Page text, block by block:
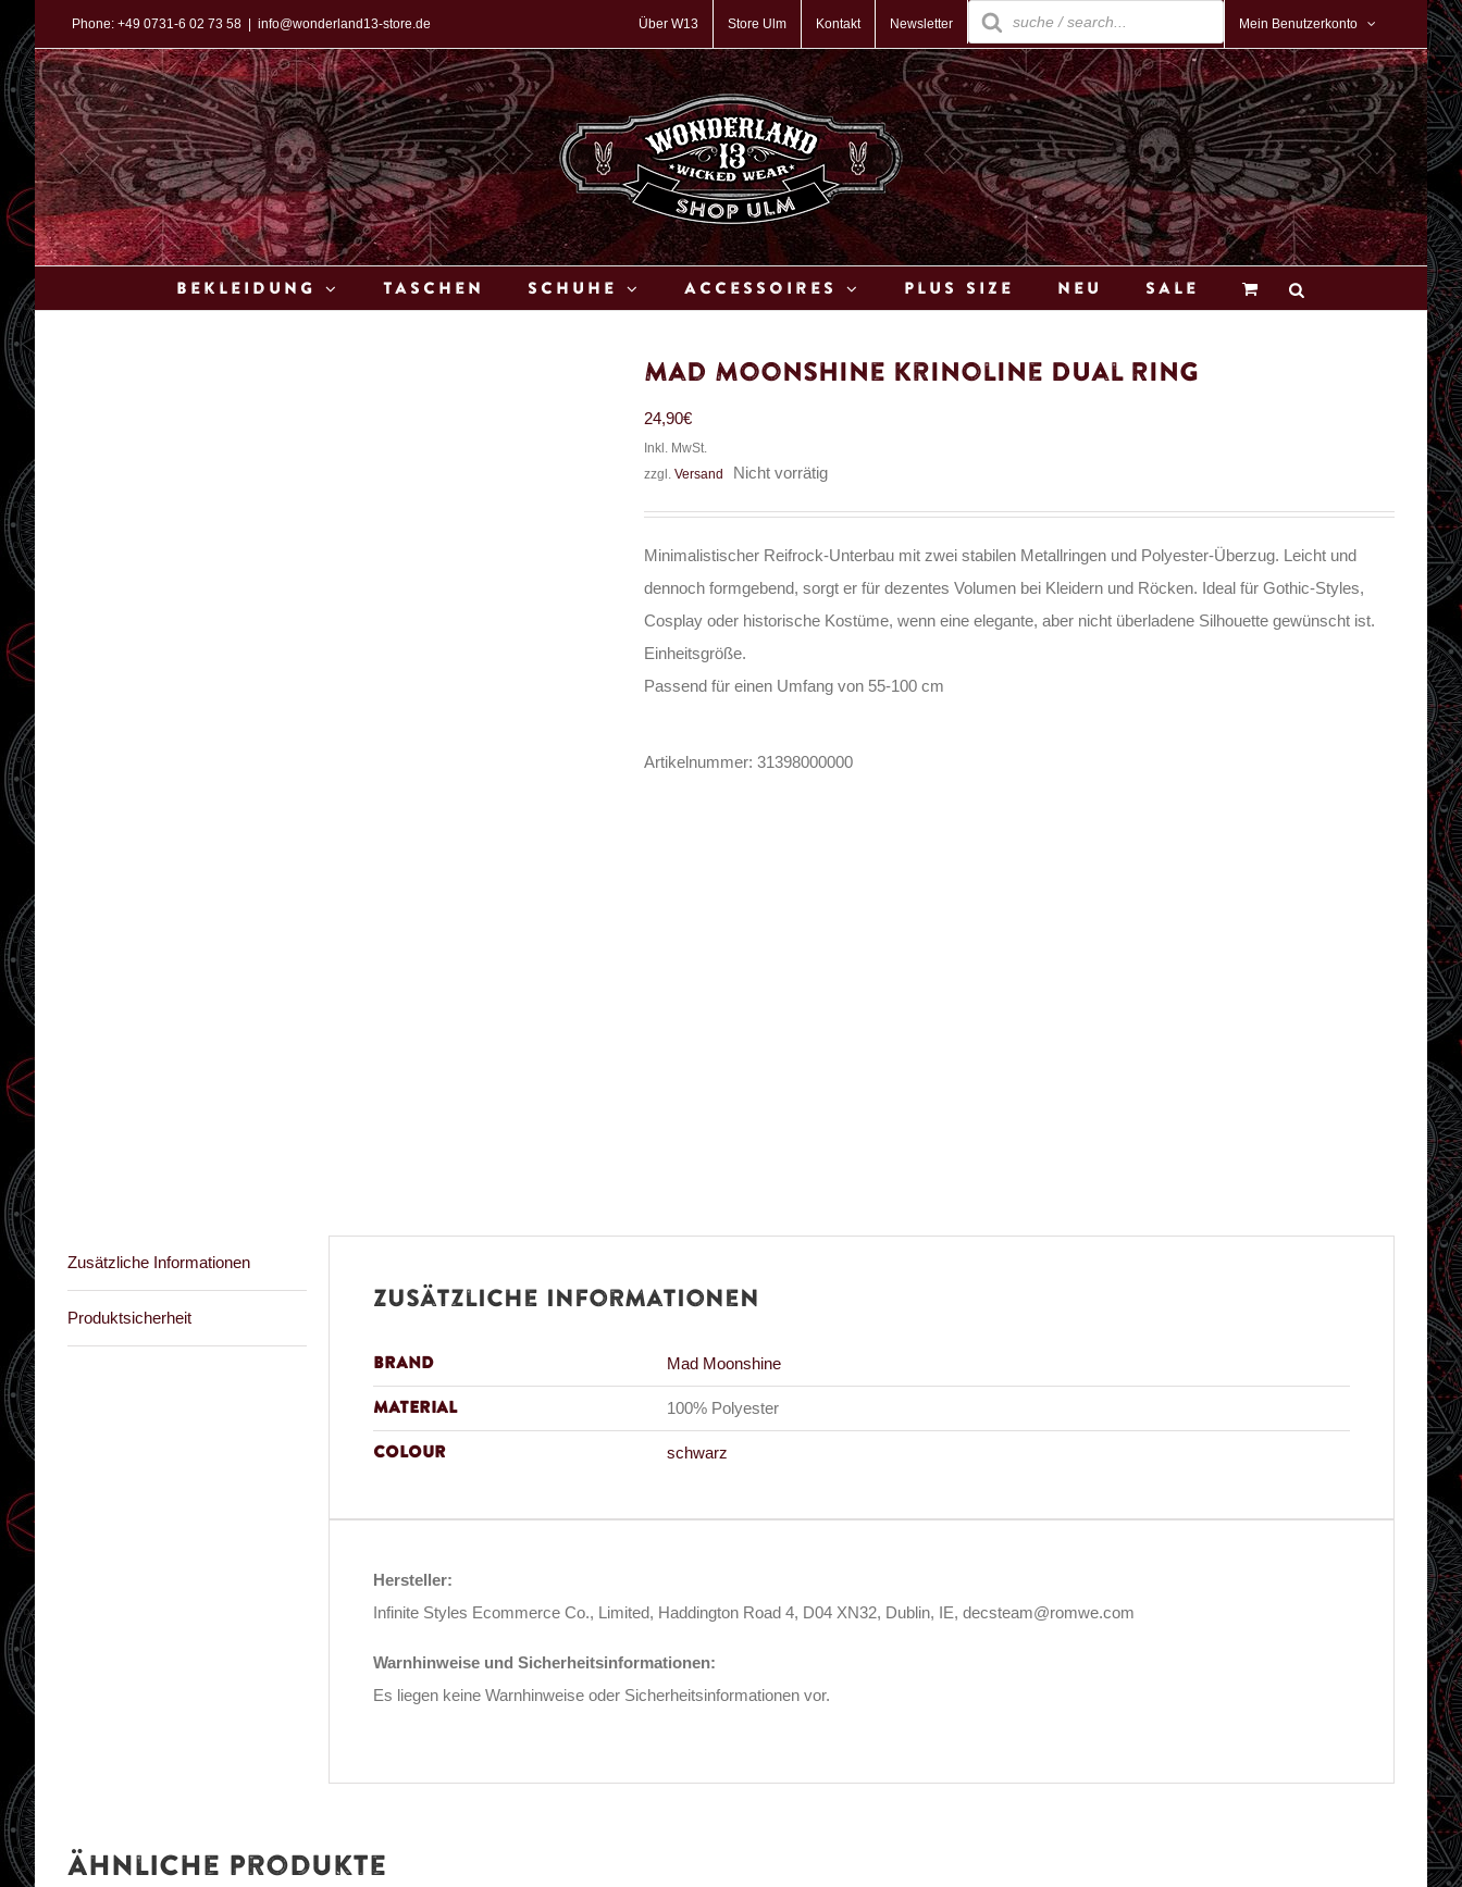
Inhalt
springen
Phone: +49 0731-6 02 73 58 info@wonderland13-store.de Über W13 Store Ulm Kontakt Newsletter
Products
search
Mein Benutzerkonto
Bekleidung Taschen Schuhe Accessoires Plus Size Neu Sale
Mad Moonshine Krinoline Dual Ring
24,90€
Inkl. MwSt.
zzgl. Versand Nicht vorrätig
Minimalistischer Reifrock-Unterbau mit zwei stabilen Metallringen und Polyester-Überzug. Leicht und
dennoch formgebend, sorgt er für dezentes Volumen bei Kleidern und Röcken. Ideal für Gothic-Styles,
Cosplay oder historische Kostüme, wenn eine elegante, aber nicht überladene Silhouette gewünscht ist.
Einheitsgröße.
Passend für einen Umfang von 55-100 cm
Artikelnummer: 31398000000
Zusätzliche Informationen
Produktsicherheit
Zusätzliche Informationen
Brand Mad Moonshine
Material 100% Polyester
Colour schwarz
Hersteller:
Infinite Styles Ecommerce Co., Limited, Haddington Road 4, D04 XN32, Dublin, IE, decsteam@romwe.com
Warnhinweise und Sicherheitsinformationen:
Es liegen keine Warnhinweise oder Sicherheitsinformationen vor.
Ähnliche Produkte